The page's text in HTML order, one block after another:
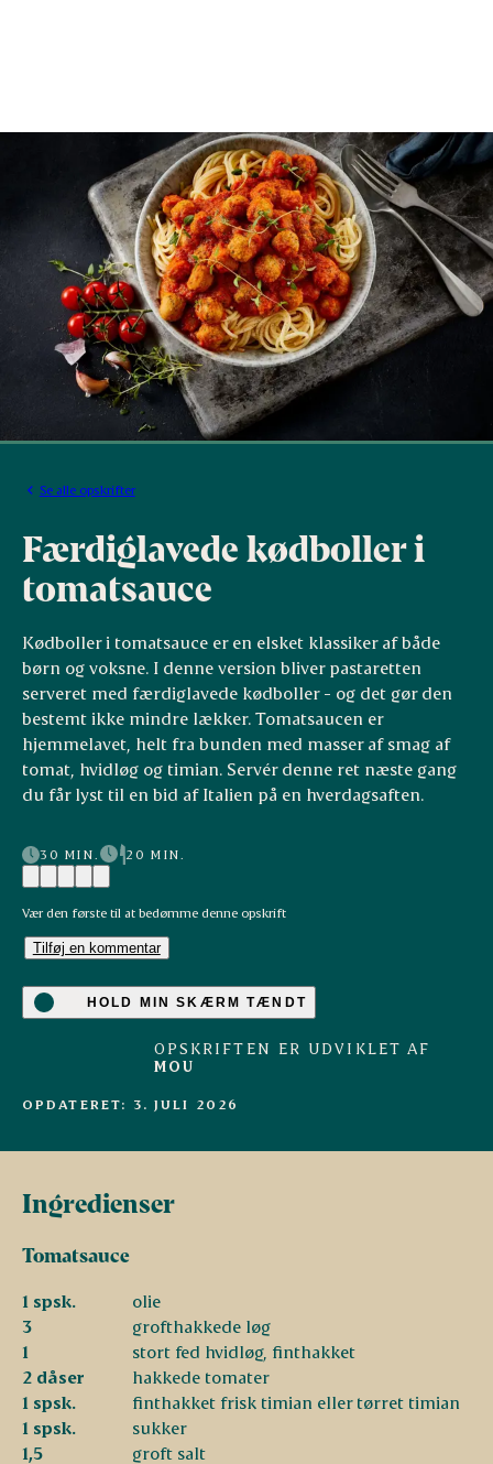
Se alle opskrifter
Færdiglavede kødboller i
tomatsauce
Kødboller i tomatsauce er en elsket klassiker af både
børn og voksne. I denne version bliver pastaretten
serveret med færdiglavede kødboller - og det gør den
bestemt ikke mindre lækker. Tomatsaucen er
hjemmelavet, helt fra bunden med masser af smag af
tomat, hvidløg og timian. Servér denne ret næste gang
du får lyst til en bid af Italien på en hverdagsaften.
30 MIN. 20 MIN.
Vær den første til at bedømme denne opskrift
Tilføj en kommentar
HOLD MIN SKÆRM TÆNDT
OPSKRIFTEN ER UDVIKLET AF
MOU
OPDATERET: 3. JULI 2026
Ingredienser
Tomatsauce
1 spsk.
olie
3
grofthakkede løg
1
stort fed hvidløg, finthakket
2 dåser
hakkede tomater
1 spsk.
finthakket frisk timian eller tørret timian
1 spsk.
sukker
1,5
groft salt